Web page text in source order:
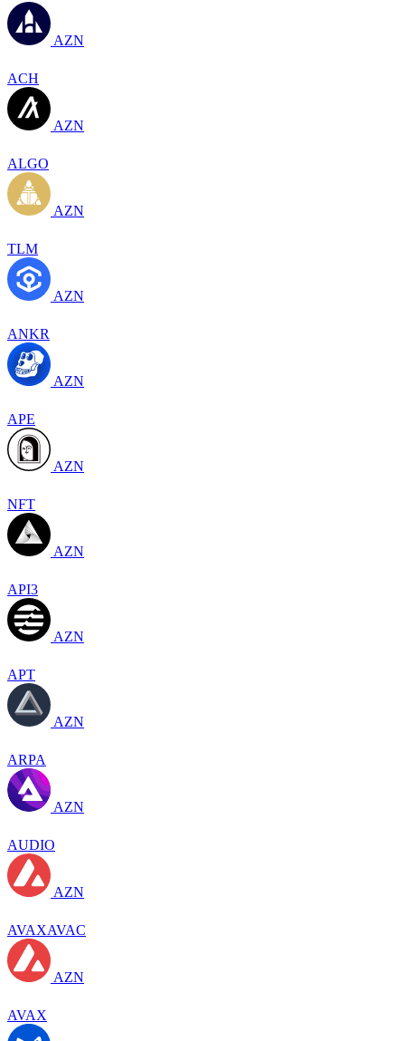
AZN
ACH
AZN
ALGO
AZN
TLM
AZN
ANKR
AZN
APE
AZN
NFT
AZN
API3
AZN
APT
AZN
ARPA
AZN
AUDIO
AZN
AVAXAVAC
AZN
AVAX